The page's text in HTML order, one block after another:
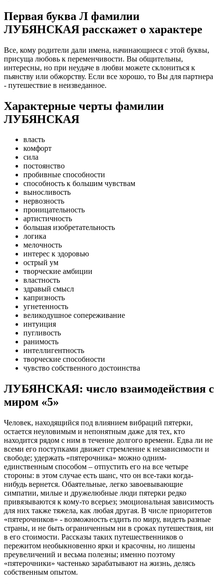
Первая буква Л фамилии
ЛУБЯНСКАЯ расскажет о характере
Все, кому родители дали имена, начинающиеся с этой буквы,
присуща любовь к переменчивости. Вы общительны,
интересны, но при неудаче в любви можете склониться к
пьянству или обжорству. Если все хорошо, то Вы для партнера
- путешествие в неизведанное.
Характерные черты фамилии
ЛУБЯНСКАЯ
власть
комфорт
сила
постоянство
пробивные способности
способность к большим чувствам
выносливость
нервозность
проницательность
артистичность
большая изобретательность
логика
мелочность
интерес к здоровью
острый ум
творческие амбиции
властность
здравый смысл
капризность
угнетенность
великодушное сопереживание
интуиция
пугливость
ранимость
интеллигентность
творческие способности
чувство собственного достоинства
ЛУБЯНСКАЯ: число взаимодействия с
миром «5»
Человек, находящийся под влиянием вибраций пятерки,
остается неуловимым и непонятным даже для тех, кто
находится рядом с ним в течение долгого времени. Едва ли не
всеми его поступками движет стремление к независимости и
свободе; удержать «пятерочника» можно одним-
единственным способом – отпустить его на все четыре
стороны: в этом случае есть шанс, что он все-таки когда-
нибудь вернется. Обаятельные, легко завоевывающие
симпатии, милые и дружелюбные люди пятерки редко
привязываются к кому-то всерьез; эмоциональная зависимость
для них также тяжела, как любая другая. В числе приоритетов
«пятерочников» - возможность ездить по миру, видеть разные
страны, и не быть ограниченным ни в сроках путешествия, ни
в его стоимости. Рассказы таких путешественников о
пережитом необыкновенно ярки и красочны, но лишены
преувеличений и весьма полезны; именно поэтому
«пятерочники» частенько зарабатывают на жизнь, делясь
собственным опытом.